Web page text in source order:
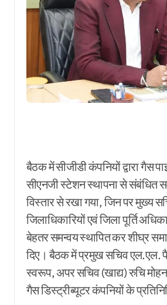
बैठक में सीजीडी कंपनियों द्वारा गैस
सीएनजी स्टेशन स्थापना से संबंधित
विस्तार से रखा गया, जिन पर मुख्य
जिलाधिकारियों एवं जिला पूर्ति
बेहतर समन्वय स्थापित कर शीघ्र
दिए। बैठक में प्रमुख सचिव
स्वरूप, अपर सचिव (खाद्य) रुचि
गैस डिस्ट्रीब्यूटर कंपनियों के